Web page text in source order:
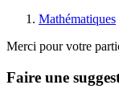
Mathématiques
Merci pour votre
Faire une